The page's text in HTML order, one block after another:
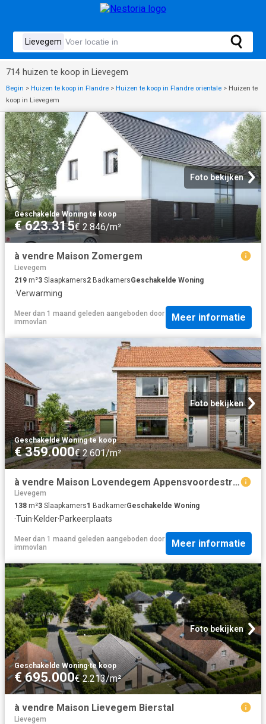
714 huizen te koop in Lievegem
Begin > Huizen te koop in Flandre > Huizen te koop in Flandre orientale > Huizen te
koop in Lievegem
Foto bekijken
Geschakelde Woning·te koop
€ 623.315€ 2.846/m²
à vendre Maison Zomergem
Lievegem
219 m²3 Slaapkamers2 BadkamersGeschakelde Woning
·Verwarming
Meer dan 1 maand geleden aangeboden door
immovlan
Meer informatie
Foto bekijken
Geschakelde Woning·te koop
€ 359.000€ 2.601/m²
à vendre Maison Lovendegem Appensvoordestraat
Lievegem
138 m²3 Slaapkamers1 BadkamerGeschakelde Woning
·Tuin·Kelder·Parkeerplaats
Meer dan 1 maand geleden aangeboden door
immovlan
Meer informatie
Foto bekijken
Geschakelde Woning·te koop
€ 695.000€ 2.213/m²
à vendre Maison Lievegem Bierstal
Lievegem